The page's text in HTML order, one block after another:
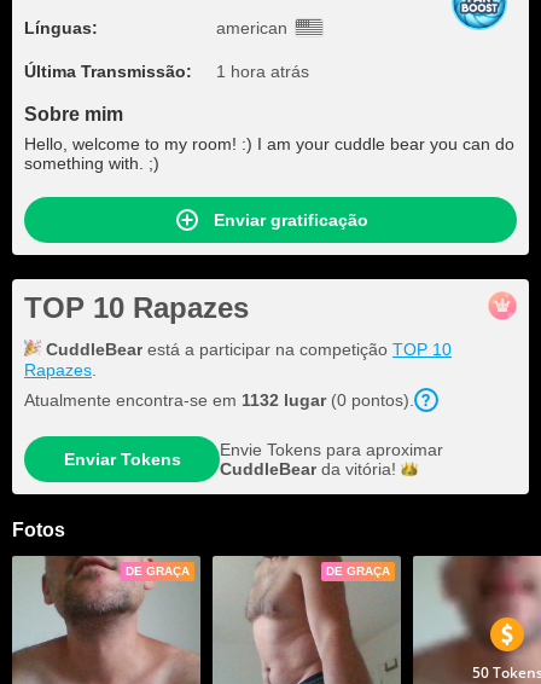
Línguas: american
Última Transmissão: 1 hora atrás
Sobre mim
Hello, welcome to my room! :) I am your cuddle bear you can do
something with. ;)
Enviar gratificação
TOP 10 Rapazes
CuddleBear está a participar na competição TOP 10
Rapazes
Atualmente encontra-se em 1132 lugar(0 pontos).
Enviar Tokens
Envie Tokens para aproximar
CuddleBear da vitória!
Fotos
DE GRAÇA DE GRAÇA
50